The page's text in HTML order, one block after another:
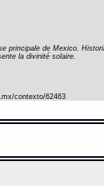
principale de Mexico.
la divinité solaire.
contexto/62463